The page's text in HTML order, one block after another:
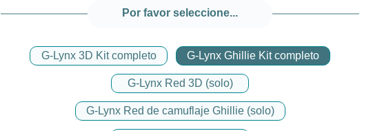
Por favor seleccione...
G-Lynx 3D Kit completo G-Lynx Ghillie Kit completo
G-Lynx Red 3D (solo)
G-Lynx Red de camuflaje Ghillie (solo)